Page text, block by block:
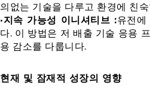
의없는 기술을 다루고 환경에 친
•지속 가능성 이니셔티브 :유전
다. 이 방법은 저 배출 기술 응용
용 감소를 다룹니다.
현재 및 잠재적 성장의 영향